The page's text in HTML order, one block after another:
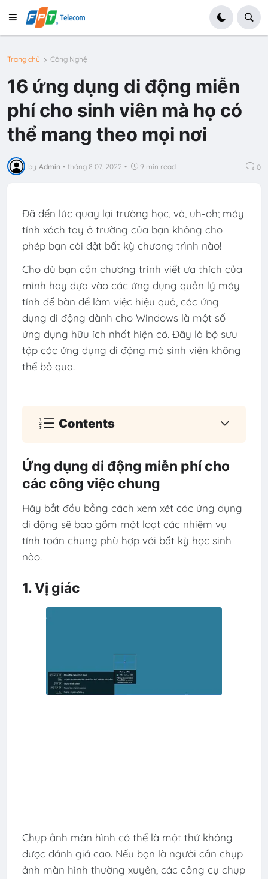
Trang chủ Công Nghệ
16 ứng dụng di động miễn
phí cho sinh viên mà họ có
thể mang theo mọi nơi
by Admin • tháng 8 07, 2022 • 9 min read 0
Đã đến lúc quay lại trường học, và, uh-oh; máy
tính xách tay ở trường của bạn không cho
phép bạn cài đặt bất kỳ chương trình nào!
Cho dù bạn cần chương trình viết ưa thích của
mình hay dựa vào các ứng dụng quản lý máy
tính để bàn để làm việc hiệu quả, các ứng
dụng di động dành cho Windows là một số
ứng dụng hữu ích nhất hiện có. Đây là bộ sưu
tập các ứng dụng di động mà sinh viên không
thể bỏ qua.
Contents
Ứng dụng di động miễn phí cho
các công việc chung
Hãy bắt đầu bằng cách xem xét các ứng dụng
di động sẽ bao gồm một loạt các nhiệm vụ
tính toán chung phù hợp với bất kỳ học sinh
nào.
1. Vị giác
Chụp ảnh màn hình có thể là một thứ không
được đánh giá cao. Nếu bạn là người cần chụp
ảnh màn hình thường xuyên, các công cụ chụp